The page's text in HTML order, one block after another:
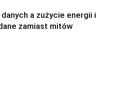
a zużycie energii i
zamiast mitów